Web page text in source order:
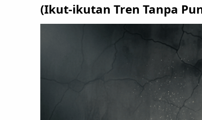
(Ikut-ikutan Tren Tanpa